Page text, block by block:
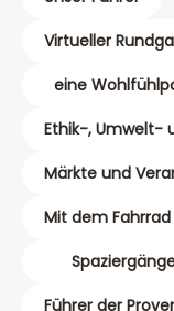
Virtueller
eine
Ethik-, Umwelt-
Märkte und
Mit dem
Führer der